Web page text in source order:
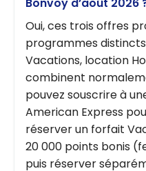
Oui, ces trois offres
programmes
Vacations, location
combinent
pouvez souscrire à
American Express
réserver un forfait
20 000 points bonis
puis réserver